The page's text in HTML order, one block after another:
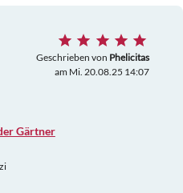
Geschrieben von Phelicitas
am Mi. 20.08.25 14:07
Gärtner